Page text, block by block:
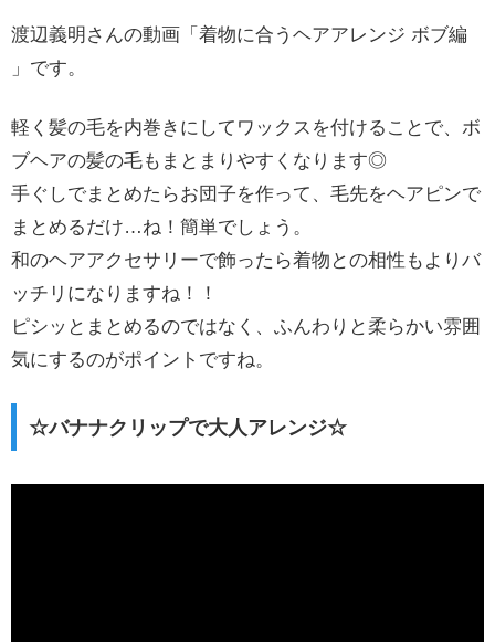
渡辺義明さんの動画「着物に合うヘアアレンジ ボブ編
」です。
軽く髪の毛を内巻きにしてワックスを付けることで、ボ
ブヘアの髪の毛もまとまりやすくなります◎
手ぐしでまとめたらお団子を作って、毛先をヘアピンで
まとめるだけ…ね！簡単でしょう。
和のヘアアクセサリーで飾ったら着物との相性もよりバ
ッチリになりますね！！
ピシッとまとめるのではなく、ふんわりと柔らかい雰囲
気にするのがポイントですね。
☆バナナクリップで大人アレンジ☆